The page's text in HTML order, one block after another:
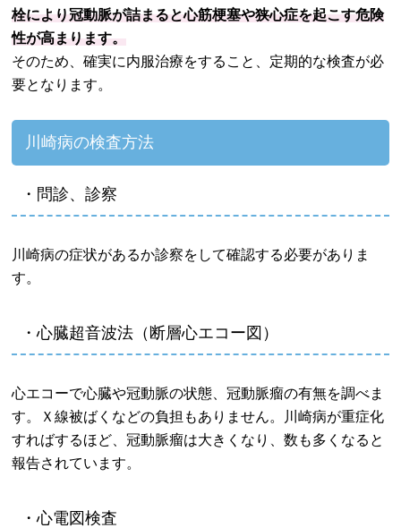
栓により冠動脈が詰まると心筋梗塞や狭心症を起こす危険
性が高まります。
そのため、確実に内服治療をすること、定期的な検査が必
要となります。
川崎病の検査方法
・問診、診察
川崎病の症状があるか診察をして確認する必要がありま
す。
・心臓超音波法（断層心エコー図）
心エコーで心臓や冠動脈の状態、冠動脈瘤の有無を調べま
す。Ｘ線被ばくなどの負担もありません。川崎病が重症化
すればするほど、冠動脈瘤は大きくなり、数も多くなると
報告されています。
・心電図検査